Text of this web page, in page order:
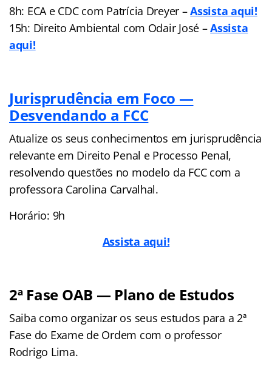
8h: ECA e CDC com Patrícia Dreyer –Assista aqui!
15h: Direito Ambiental com Odair José –Assista
aqui!
Jurisprudência em Foco —
Desvendando a FCC
Atualize os seus conhecimentos em jurisprudência
relevante em Direito Penal e Processo Penal,
resolvendo questões no modelo da FCC com a
professora Carolina Carvalhal.
Horário: 9h
Assista aqui!
2ª Fase OAB — Plano de Estudos
Saiba como organizar os seus estudos para a 2ª
Fase do Exame de Ordem com o professor
Rodrigo Lima.